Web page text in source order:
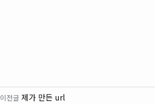
이전글 제가 만든 url